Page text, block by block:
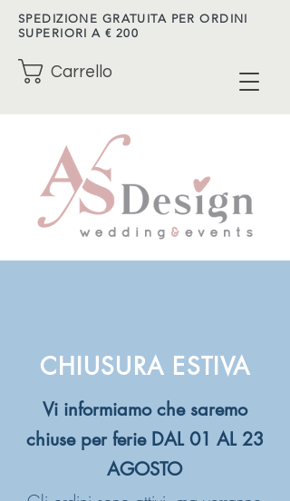
SPEDIZIONE GRATUITA PER ORDINI
SUPERIORI A € 200
Carrello
CHIUSURA ESTIVA
Vi informiamo che saremo
chiuse per ferie DAL 01 AL 23
AGOSTO